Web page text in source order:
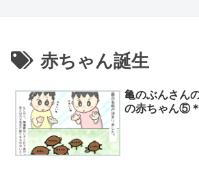
赤ちゃん誕生
亀のぶんさん
の赤ちゃん⑤